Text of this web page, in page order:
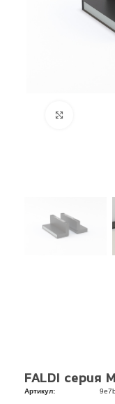
FALDI серия
Артикул: